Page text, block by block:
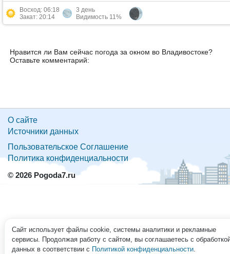
Восход: 06:18
Закат: 20:14
3 день
Видимость 11%
Нравится ли Вам сейчас погода за окном во Владивостоке?
Оставьте комментарий:
О сайте
Источники данных
Пользовательское Соглашение
Политика конфиденциальности
© 2026 Pogoda7.ru
Сайт использует файлы cookie, системы аналитики и рекламные
сервисы. Продолжая работу с сайтом, вы соглашаетесь с
данных в соответствии с Политикой конфиденциальности.